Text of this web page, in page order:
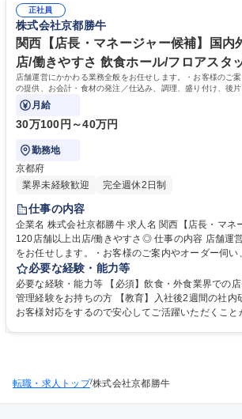
マネジメント業務にも携わっていただきます。 募集職種 関東【店長・マ
ネージャー候補】国内外100店舗以上出店/働きやす
一般社員からマネージャー代行に昇格した社員もい
部講師からモデルシフトの作り方等を学んだり、実
に様々な研修を行う機会を設けています。関東と関
加しています！ 学歴・資格 学歴：大学院 大学 高専 短大 専修学校 高校 語
学力： 資格：
正社員
株式会社京都勝牛
関西【店長・マネージャー候補】国内
店/働きやすさ 飲食ホール/フロアスタ
店舗運営にかかわる業務全般をお任せします。・お客様のご
の提供、お会計・食材の発注／仕込み、調理、盛り付け、後片
ていただきます。
月給
30万100円～40万円
勤務地
京都府
業界未経験歓迎
完全週休2日制
仕事の内容
企業名 株式会社京都勝牛 求人名 関西【店長・マネージャー候補】国内外
120店舗以上出店/働きやすさ◎ 仕事の内容 店舗運営にかかわる業務全般
をお任せします。・お客様のご案内やオーダー伺
計・食材の発注／仕込み、調理、盛り付け、後片付
っていただきます。 【具体的な業務内容】※変更の範囲：当社業務全般 ■
お客様のご案内やオーダー伺い、お食事の提供、
卸■売上、利益管理■スタッフの採用、育成など ま
必要な経験・能力等
必要な経験・能力等 【必須】飲食・外食業界での
管理経験をお持ちの方 【教育】入社後2週間の社内
お客様対応をするので安心してご活躍いただくことが可能
に様々な研修を行う機会を設けています。関東と関
転職・求人トップ/株式会社京都勝牛